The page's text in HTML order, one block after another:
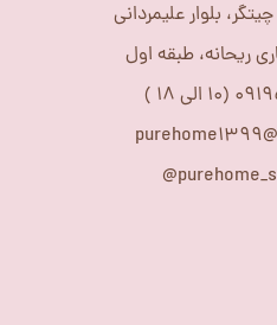
بلوار علیمردانی
ریحانه، طبقه اول